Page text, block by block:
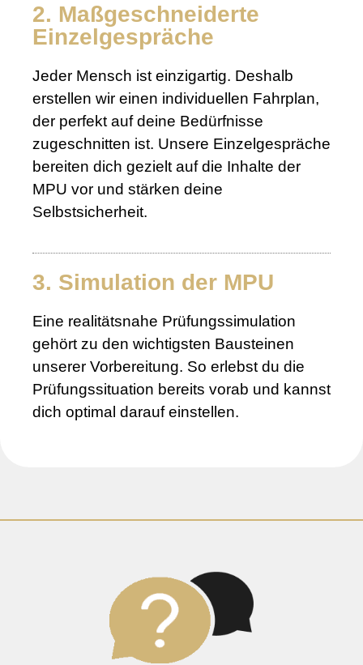
2. Maßgeschneiderte
Einzelgespräche
Jeder Mensch ist einzigartig. Deshalb
erstellen wir einen individuellen Fahrplan,
der perfekt auf deine Bedürfnisse
zugeschnitten ist. Unsere Einzelgespräche
bereiten dich gezielt auf die Inhalte der
MPU vor und stärken deine
Selbstsicherheit.
3. Simulation der MPU
Eine realitätsnahe Prüfungssimulation
gehört zu den wichtigsten Bausteinen
unserer Vorbereitung. So erlebst du die
Prüfungssituation bereits vorab und kannst
dich optimal darauf einstellen.